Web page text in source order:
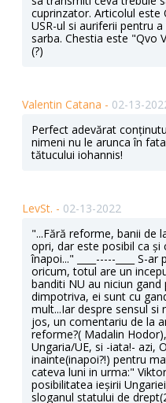
cuprinzator. Articolul este
USR-ul si auriferii pentru
sarba. Chestia este "Qvo
(?)
Valentin Catana - 02-13-
Perfect adevărat
nimeni nu le arunca în
tătucului iohannis!
LevSt. - 02-13-2022
"...Fără reforme, banii de
opri, dar este posibil ca
înapoi..." ____-----____ S-
oricum, totul are un
banditi NU au niciun
dimpotriva, ei sunt cu
mult...Iar despre sensul
jos, un comentariu de la
reforme?( Madalin
Ungaria/UE, si -iata!- azi,
inainte(inapoi?!) pentru
cateva luni in urma:"
posibilitatea ieșirii
sloganul statului de